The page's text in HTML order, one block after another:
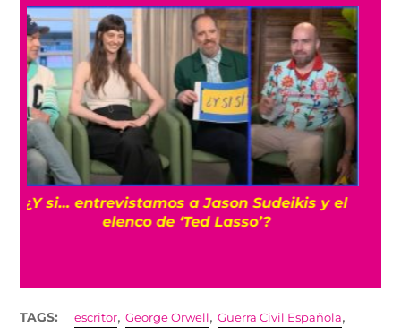
Cíclope: Kit Connor sería el elegido para los
‘X-Men’ en el MCU con Samara Weaving
TAGS: escritor,George Orwell ,Guerra Civil Española,